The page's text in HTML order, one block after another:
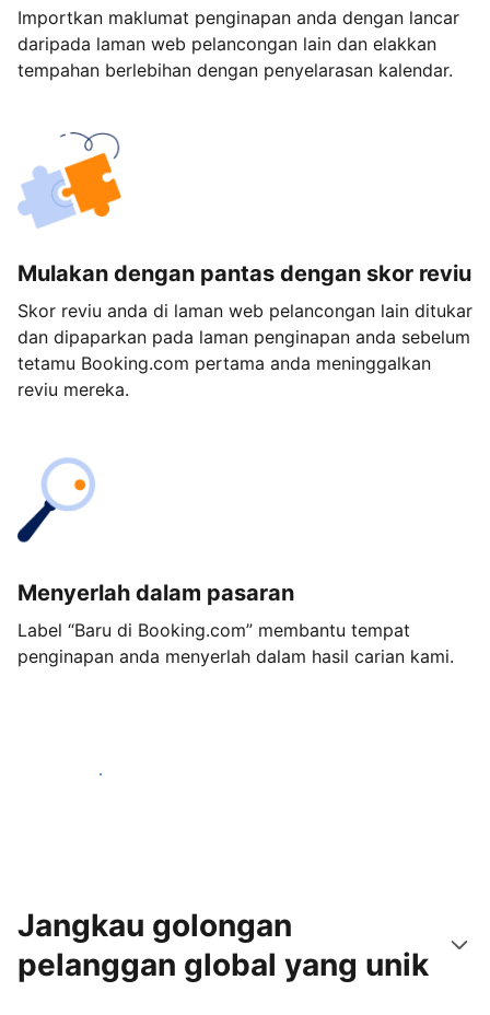
Importkan maklumat penginapan anda dengan lancar
daripada laman web pelancongan lain dan elakkan
tempahan berlebihan dengan penyelarasan kalendar.
Mulakan dengan pantas dengan skor reviu
Skor reviu anda di laman web pelancongan lain ditukar
dan dipaparkan pada laman penginapan anda sebelum
tetamu Booking.com pertama anda meninggalkan
reviu mereka.
Menyerlah dalam pasaran
Label “Baru di Booking.com” membantu tempat
penginapan anda menyerlah dalam hasil carian kami.
Mulakan hari ini
Jangkau golongan
pelanggan global yang unik